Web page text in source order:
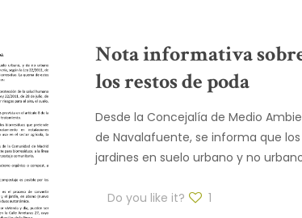
Nota informativa
los restos de poda
Desde la Concejalía de Medio
de Navalafuente, se informa que
jardines en suelo urbano y no
Do you like it? 1